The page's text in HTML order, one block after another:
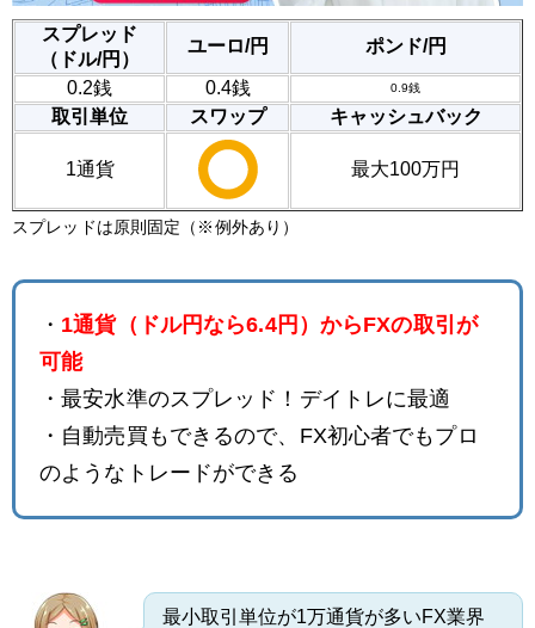
スプレッド
（ドル/円）
ユーロ/円 ポンド/円
0.2銭 0.4銭 0.9銭
取引単位 スワップ キャッシュバック
1通貨 最大100万円
スプレッドは原則固定（※例外あり）
・ 1通貨（ドル円なら6.4円）からFXの取引が
可能
・最安水準のスプレッド！デイトレに最適
・自動売買もできるので、FX初心者でもプロ
のようなトレードができる
最小取引単位が1万通貨が多いFX業界